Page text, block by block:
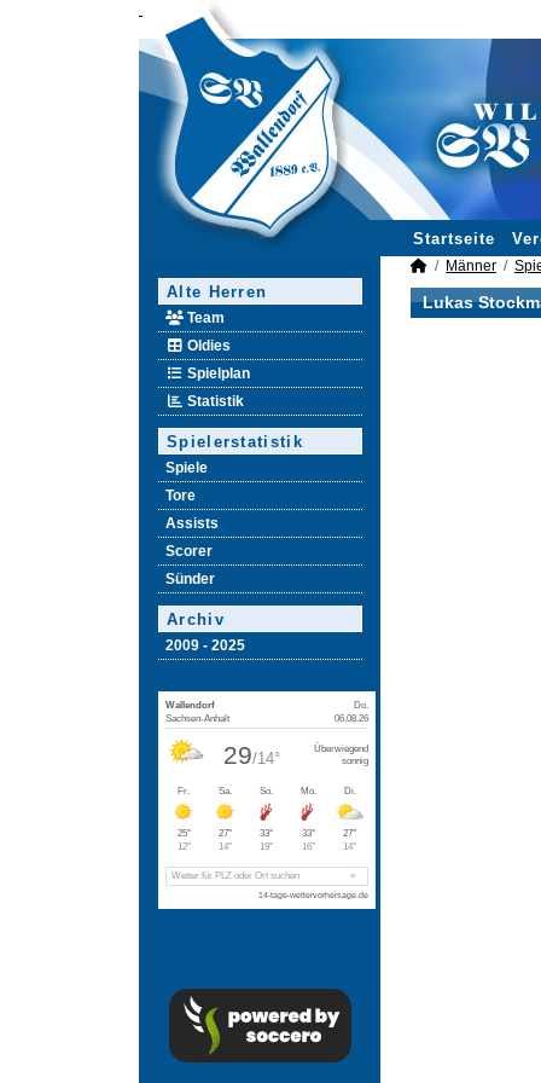
Startseite
Alte Herren
Team
Oldies
Spielplan
Statistik
Spielerstatistik
Spiele
Tore
Assists
Scorer
Sünder
Archiv
2009 - 2025
Männer
Lukas